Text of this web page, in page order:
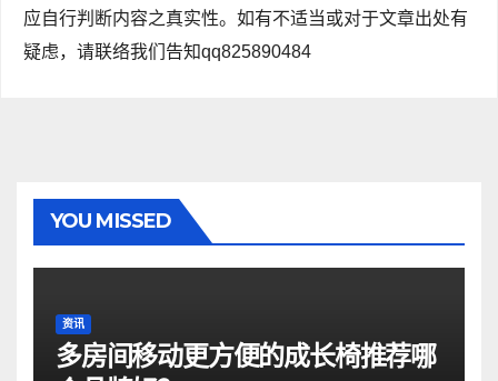
应自行判断内容之真实性。如有不适当或对于文章出处有
疑虑，请联络我们告知qq825890484
YOU MISSED
资讯
多房间移动更方便的成长椅推荐哪